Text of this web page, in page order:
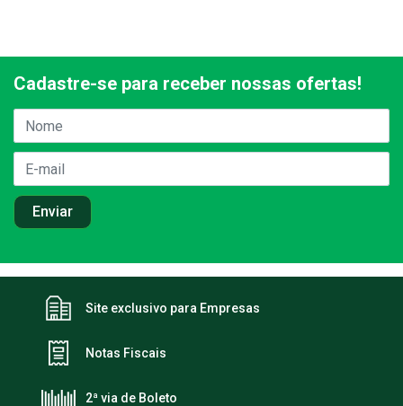
Cadastre-se para receber nossas ofertas!
Site exclusivo para Empresas
Notas Fiscais
2ª via de Boleto